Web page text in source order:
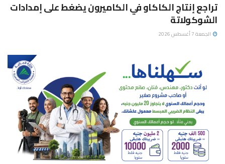
تراجع إنتاج الكاكاو في الكاميرون يضغط على إمدادات
الشوكولاتة
الجمعة 7 أغسطس 2026